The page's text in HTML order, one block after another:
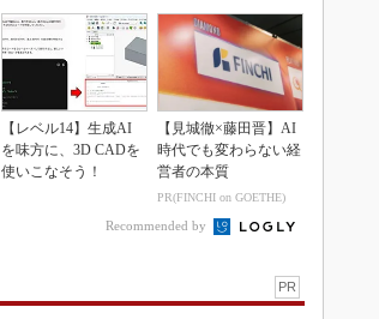
【レベル14】生成AI
を味方に、3D CADを
使いこなそう！
【見城徹×藤田晋】AI
時代でも変わらない経
営者の本質
PR(FINCHI on GOETHE)
Recommended by
PR